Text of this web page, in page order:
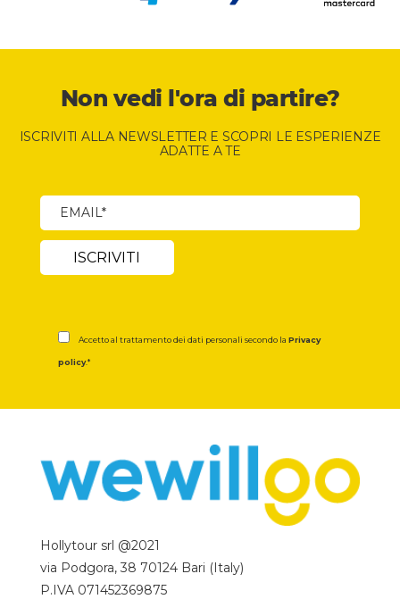
Non vedi l'ora di partire?
ISCRIVITI ALLA NEWSLETTER E SCOPRI LE ESPERIENZE
ADATTE A TE
Accetto al trattamento dei dati personali secondo la Privacy
policy.*
Hollytour srl @2021
via Podgora, 38 70124 Bari (Italy)
P.IVA 071452369875